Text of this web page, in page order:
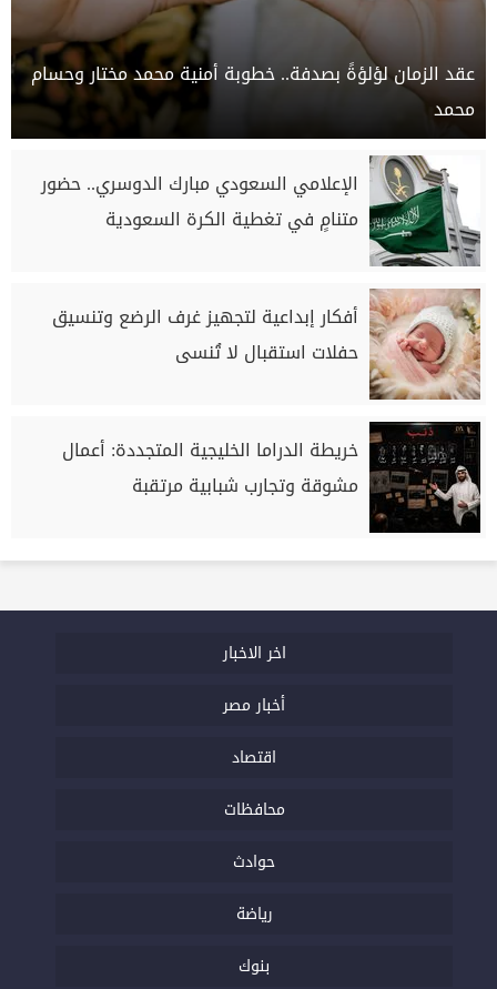
عقد الزمان لؤلؤةً بصدفة.. خطوبة أمنية محمد مختار وحسام
محمد
الإعلامي السعودي مبارك الدوسري.. حضور
متنامٍ في تغطية الكرة السعودية
أفكار إبداعية لتجهيز غرف الرضع وتنسيق
حفلات استقبال لا تُنسى
خريطة الدراما الخليجية المتجددة: أعمال
مشوقة وتجارب شبابية مرتقبة
اخر الاخبار
أخبار مصر
اقتصاد
محافظات
حوادث
رياضة
بنوك